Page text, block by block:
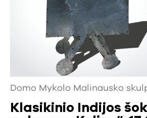
Domo Mykolo Malinausko
Klasikinio Indijos